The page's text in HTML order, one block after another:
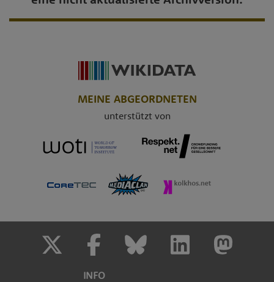
MEINE ABGEORDNETEN
unterstützt von
INFO